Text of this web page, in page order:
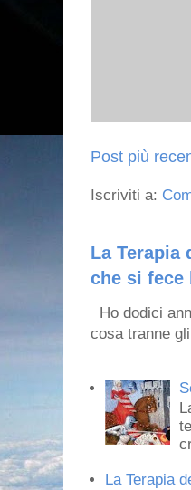
Post più
Iscriviti a:
La Terapia
che si fece
Ho dodici
cosa tranne
La Terapia